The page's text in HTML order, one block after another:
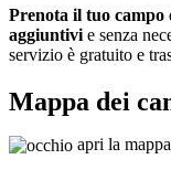
Prenota il tuo campo
aggiuntivi e senza
servizio è gratuito e
Mappa dei
apri la mappa